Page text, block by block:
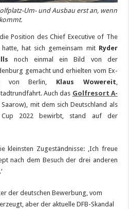
Um- und Ausbau erst an, wenn
Position des Chief Executive of The
hat sich gemeinsam mit Ryder
noch einmal ein Bild von der
gemacht und erhielten vom Ex-
von Berlin, Klaus Wowereit
Auch das Golfresort A-
mit dem sich Deutschland als
2022 bewirbt, stand auf der
kleinsten Zugeständnisse: ‚Ich freue
nach dem Besuch der drei anderen
der deutschen Bewerbung, vom
aber der aktuelle DFB-Skandal